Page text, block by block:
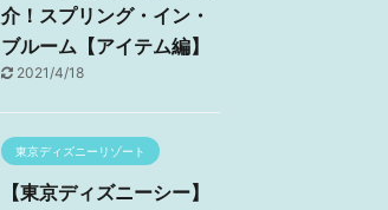
介！スプリング・イン・
ブルーム【アイテム編】
2021/4/18
東京ディズニーリゾート
【東京ディズニーシー】